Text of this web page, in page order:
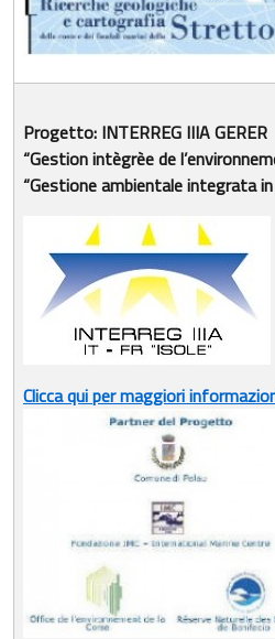
Progetto: INTERREG IIIA GERER
“Gestion intègrèe de
“Gestione ambientale integrata
Clicca qui per maggiori